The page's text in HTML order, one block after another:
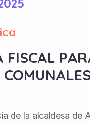
FISCAL
de la alcaldesa de